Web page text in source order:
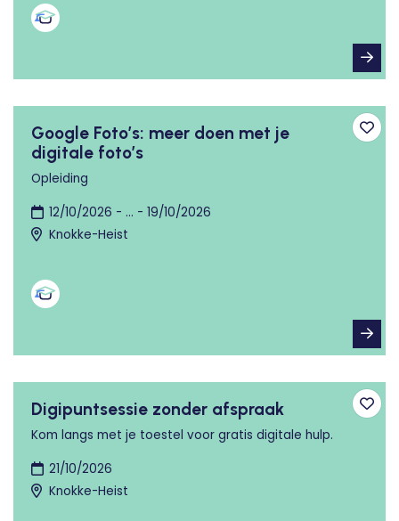
Google Foto’s: meer doen met je
digitale foto’s
Opleiding
12/10/2026 - ... - 19/10/2026
Knokke-Heist
Digipuntsessie zonder afspraak
Kom langs met je toestel voor gratis digitale hulp.
21/10/2026
Knokke-Heist